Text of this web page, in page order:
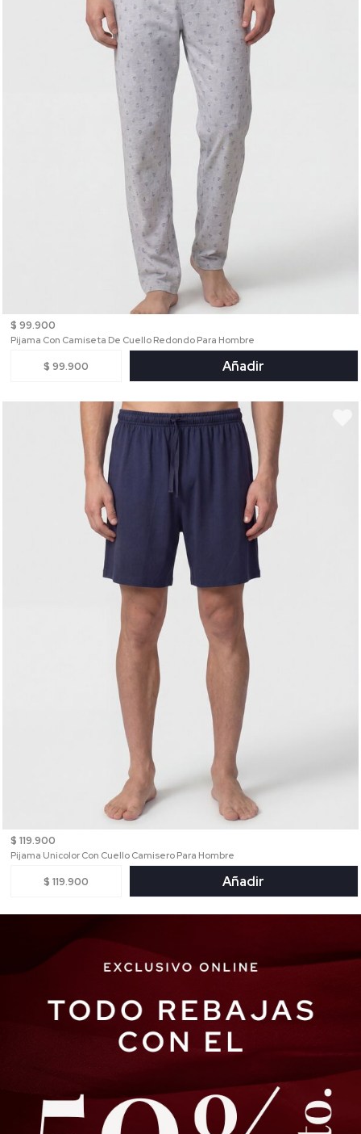
$ 99.900
Pijama Con Camiseta De Cuello Redondo Para Hombre
$ 99.900 Añadir
$ 119.900
Pijama Unicolor Con Cuello Camisero Para Hombre
$ 119.900 Añadir